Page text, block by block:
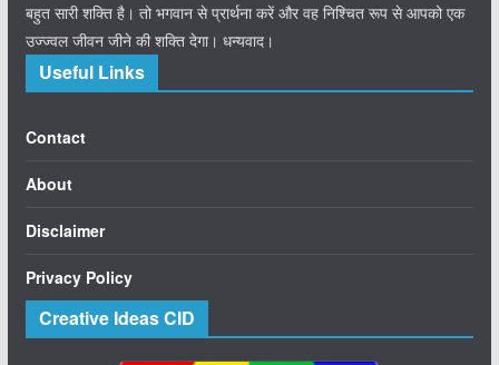
बहुत सारी शक्ति है। तो भगवान से प्रार्थना करें और वह निश्चित रूप से आपको एक
उज्ज्वल जीवन जीने की शक्ति देगा। धन्यवाद।
Useful Links
Contact
About
Disclaimer
Privacy Policy
Creative Ideas CID